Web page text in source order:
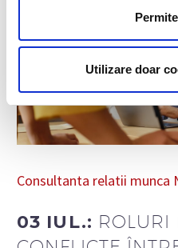
Utilizare doar
Consultanta relatii munca
03 IUL.: ROLURI